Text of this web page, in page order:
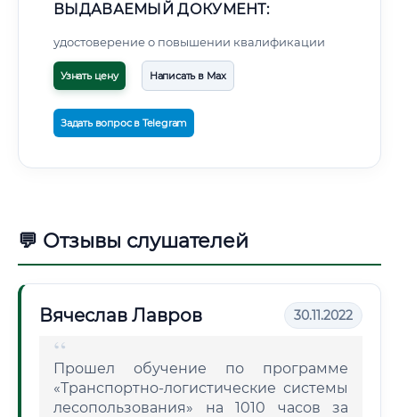
ВЫДАВАЕМЫЙ ДОКУМЕНТ:
удостоверение о повышении квалификации
Узнать цену Написать в Max
Задать вопрос в Telegram
💬 Отзывы слушателей
Вячеслав Лавров 30.11.2022
Прошел обучение по программе
«Транспортно-логистические системы
лесопользования» на 1010 часов за